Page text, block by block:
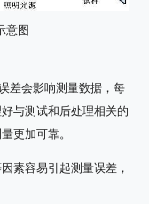
意图
差会影响测量数据，每
与测试和后处理相关的
更加可靠。
素容易引起测量误差，